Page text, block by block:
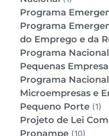
Programa
Programa
do Emprego e da
Programa
Pequenas
Programa
Microempresas e
Pequeno Porte (1)
Projeto de Lei
Pronampe (10)